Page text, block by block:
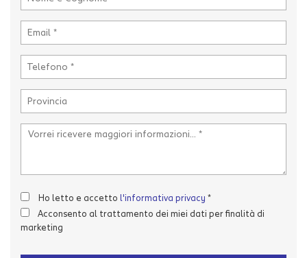
Ho letto e accetto l'informativa privacy *
Acconsento al trattamento dei miei dati per finalità di
marketing
Cookie delle preferenze
Cookie analitici
Cookie di marketing